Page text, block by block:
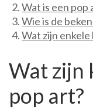
Wat is een
Wie is de
Wat zijn
Wat zijn
pop art?